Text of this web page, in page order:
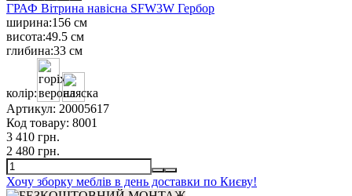
ГРАФ Вітрина навісна SFW3W Гербор
ширина:156 см
висота:49.5 см
глибина:33 см
колір:
Артикул: 20005617
Код товару: 8001
3 410 грн.
2 480 грн.
Хочу зборку меблів в день доставки по Києву!